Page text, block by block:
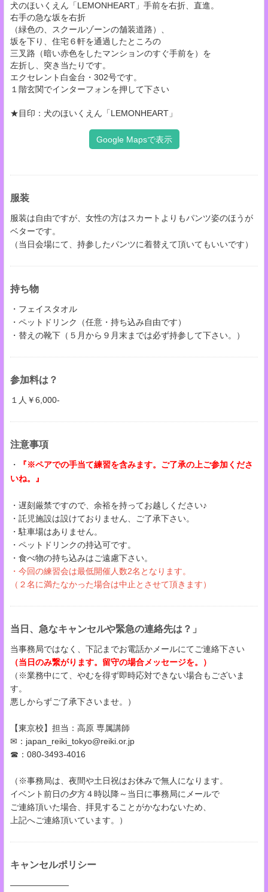
犬のほいくえん「LEMONHEART」手前を右折、直進。
右手の急な坂を右折
（緑色の、スクールゾーンの舗装道路）、
坂を下り、住宅６軒を通過したところの
三叉路（暗い赤色をしたマンションのすぐ手前を）を
左折し、突き当たりです。
エクセレント白金台・302号です。
１階玄関でインターフォンを押して下さい
★目印：犬のほいくえん「LEMONHEART」
Google Mapsで表示
服装
服装は自由ですが、女性の方はスカートよりもパンツ姿のほうが
ベターです。
（当日会場にて、持参したパンツに着替えて頂いてもいいです）
持ち物
・フェイスタオル
・ペットドリンク（任意・持ち込み自由です）
・替えの靴下（５月から９月末までは必ず持参して下さい。）
参加料は？
１人￥6,000-
注意事項
・
『※ペアでの手当て練習を含みます。ご了承の上ご参加くださ
いね。』
・遅刻厳禁ですので、余裕を持ってお越しください♪
・託児施設は設けておりません、ご了承下さい。
・駐車場はありません。
・ペットドリンクの持込可です。
・食べ物の持ち込みはご遠慮下さい。
・今回の練習会は最低開催人数2名となります。
（２名に満たなかった場合は中止とさせて頂きます​​​​​）
当日、急なキャンセルや緊急の連絡先は？」
当事務局ではなく、下記までお電話かメールにてご連絡下さい
（当日のみ繋がります。留守の場合メッセージを。）
（※業務中にて、やむを得ず即時応対できない場合もございま
す。
悪しからずご了承下さいませ。）
【東京校】担当：高原 専属講師
✉：japan_reiki_tokyo@reiki.or.jp
☎：080-3493-4016
（※事務局は、夜間や土日祝はお休みで無人になります。
イベント前日の夕方４時以降～当日に事務局にメールで
ご連絡頂いた場合、拝見することがかなわないため、
上記へご連絡頂いています。）
キャンセルポリシー
―――――――